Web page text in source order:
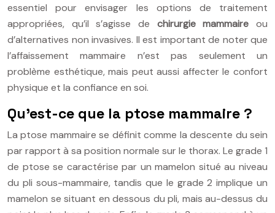
essentiel pour envisager les options de traitement
appropriées, qu’il s’agisse de chirurgie mammaireou
d’alternatives non invasives. Il est important de noter que
l’affaissement mammaire n’est pas seulement un
problème esthétique, mais peut aussi affecter le confort
physique et la confiance en soi.
Qu’est-ce que la ptose mammaire ?
La ptose mammaire se définit comme la descente du sein
par rapport à sa position normale sur le thorax. Le grade 1
de ptose se caractérise par un mamelon situé au niveau
du pli sous-mammaire, tandis que le grade 2 implique un
mamelon se situant en dessous du pli, mais au-dessus du